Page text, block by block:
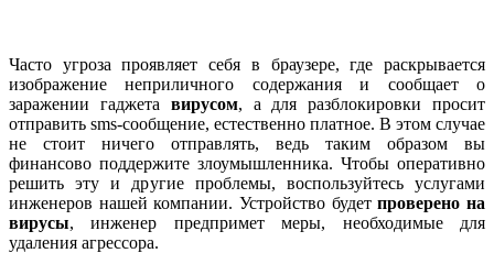
Часто угроза проявляет себя в браузере, где раскрывается
изображение неприличного содержания и сообщает о
заражении гаджета вирусом, а для разблокировки просит
отправить sms-сообщение, естественно платное. В этом случае
не стоит ничего отправлять, ведь таким образом вы
финансово поддержите злоумышленника. Чтобы оперативно
решить эту и другие проблемы, воспользуйтесь услугами
инженеров нашей компании. Устройство будетпроверено на
вирусы, инженер предпримет меры, необходимые для
удаления агрессора.